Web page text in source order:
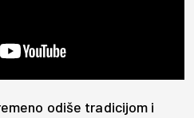
odiše tradicijom i